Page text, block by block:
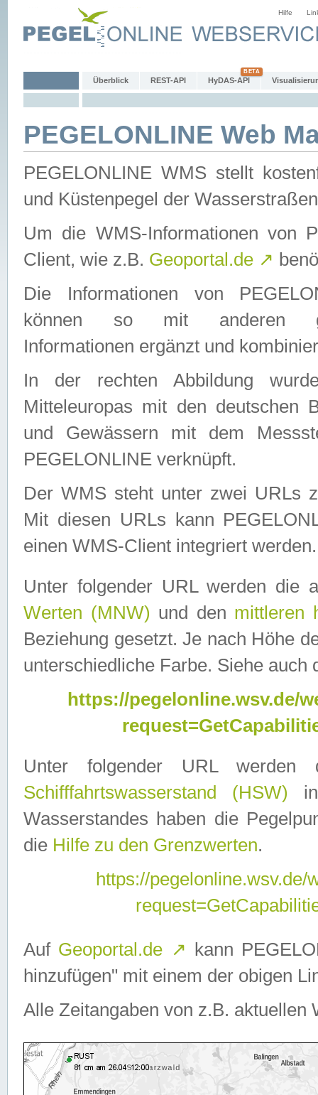
Hilfe
Überblick REST-API HyDAS-API
PEGELONLINE Web
PEGELONLINE WMS stellt
und Küstenpegel der
Um die WMS-Informationen von
Client, wie z.B. Geoportal.de ↗
Die Informationen von
können so mit anderen
Informationen ergänzt und
In der rechten Abbildung
Mitteleuropas mit den deutschen
und Gewässern mit dem
PEGELONLINE verknüpft.
Der WMS steht unter zwei URLs
Mit diesen URLs kann
einen WMS-Client integriert werden.
Unter folgender URL werden die
Werten (MNW) und den mittleren
Beziehung gesetzt. Je nach Höhe
unterschiedliche Farbe. Siehe auch
https://pegelonline.wsv.de/
Unter folgender URL
Schifffahrtswasserstand (HSW)
Wasserstandes haben die
die Hilfe zu den Grenzwerten.
https://
Auf Geoportal.de ↗ kann
hinzufügen" mit einem der obigen
Alle Zeitangaben von z.B. aktuellen